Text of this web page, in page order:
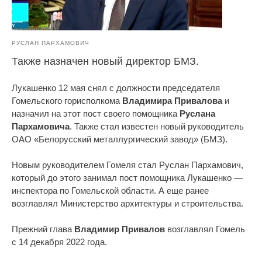
РУСЛАН ПАРХАМОВИЧ
Также назначен новый директор БМЗ.
Лукашенко 12 мая снял с должности председателя
Гомельского горисполкома Владимира Приваловаи
назначил на этот пост своего помощника Руслана
Пархамовича. Также стал известен новый руководитель
ОАО «Белорусский металлургический завод» (БМЗ).
Новым руководителем Гомеля стал Руслан Пархамович,
который до этого занимал пост помощника Лукашенко —
инспектора по Гомельской области. А еще ранее
возглавлял Министерство архитектуры и строительства.
Прежний глава Владимир Привалов возглавлял Гомель
с 14 декабря 2022 года.